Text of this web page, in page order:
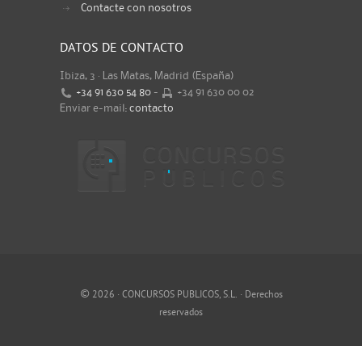
Contacte con nosotros
DATOS DE CONTACTO
Ibiza, 3 · Las Matas, Madrid (España)
+34 91 630 54 80 -
+34 91 630 00 02
Enviar e-mail: contacto
© 2026 · CONCURSOS PUBLICOS, S.L. · Derechos
reservados